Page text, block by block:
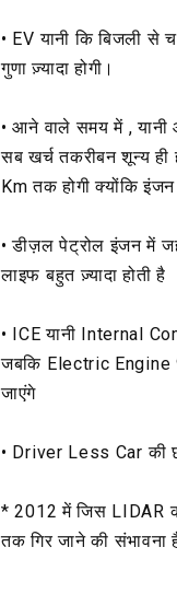
• EV यानी कि बिजली
गुणा ज़्यादा होगी।
• आने वाले समय में , यानी
सब खर्च तकरीबन शून्य
Km तक होगी क्योंकि
• डीज़ल पेट्रोल इंजन में
लाइफ बहुत ज़्यादा होती है
• ICE यानी Internal
जबकि Electric Engine
जाएंगे
• Driver Less Car की
* 2012 में जिस LIDAR
तक गिर जाने की संभावना